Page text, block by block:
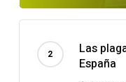
Las
España